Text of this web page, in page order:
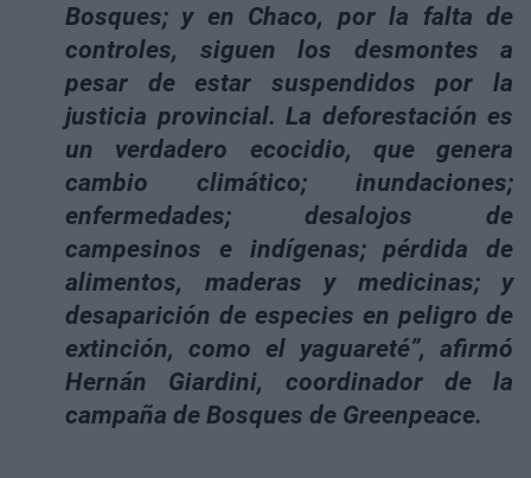
Bosques; y en Chaco, por la falta de
controles, siguen los desmontes a
pesar de estar suspendidos por la
justicia provincial. La deforestación es
un verdadero ecocidio, que genera
cambio climático; inundaciones;
enfermedades; desalojos de
campesinos e indígenas; pérdida de
alimentos, maderas y medicinas; y
desaparición de especies en peligro de
extinción, como el yaguareté”, afirmó
Hernán Giardini, coordinador de la
campaña de Bosques de Greenpeace.